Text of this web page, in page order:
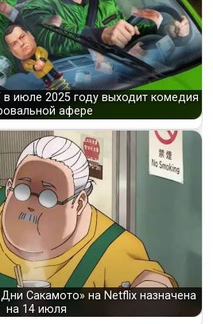
июле 2025 году выходит комедия
афере
Сакамото» на Netflix назначена
на 14 июля